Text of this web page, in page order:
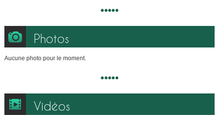
Photos
Aucune photo pour le moment.
Vidéos